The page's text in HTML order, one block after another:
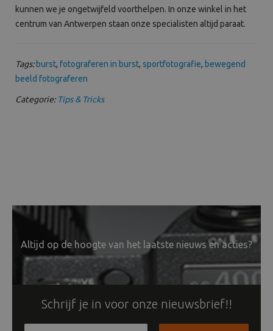
kunnen we je ongetwijfeld voorthelpen. In onze winkel in het
centrum van Antwerpen staan onze specialisten altijd paraat.
Tags: burst, fotograferen in burst, sportfotografie, bewegend
beeld fotograferen
Categorie: Tips & Tricks
Altijd op de hoogte van het laatste nieuws en acties?
Schrijf je in voor onze nieuwsbrief!!